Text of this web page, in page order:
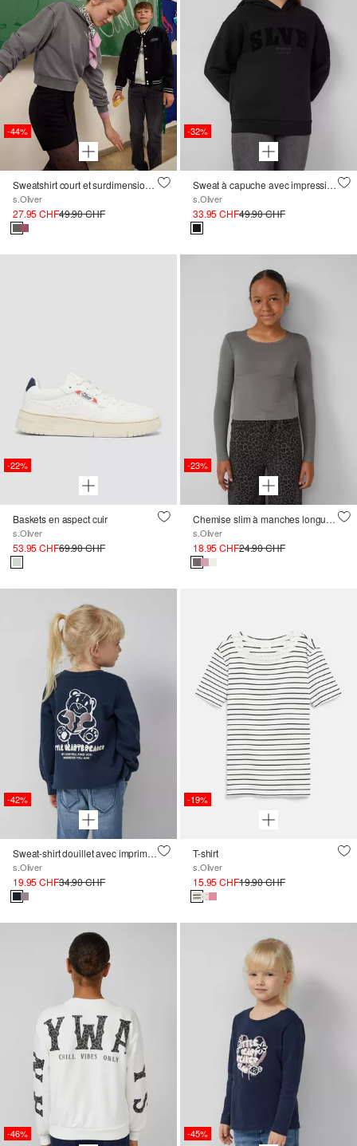
-44%
Sweatshirt court et surdimensionné avec teinture à l'eau et impression au dos
s.Oliver
27.95 CHF49.90 CHF
-32%
Sweat à capuche avec impression sur le devant et intérieur douillet
s.Oliver
33.95 CHF49.90 CHF
-22%
Baskets en aspect cuir
s.Oliver
53.95 CHF69.90 CHF
-23%
Chemise slim à manches longues en tissu côtelé avec détails en dentelle
s.Oliver
18.95 CHF24.90 CHF
-42%
Sweat-shirt douillet avec imprimé dans le dos
s.Oliver
19.95 CHF34.90 CHF
-19%
T-shirt
s.Oliver
15.95 CHF19.90 CHF
-46% -45%